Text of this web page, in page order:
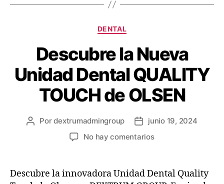
DENTAL
Descubre la Nueva
Unidad Dental QUALITY
TOUCH de OLSEN
Pordextrumadmingroup
junio 19, 2024
No hay comentarios
Descubre la innovadora Unidad Dental Quality